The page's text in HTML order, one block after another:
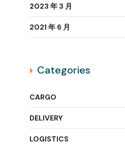
2023 年 3 月
2021 年 6 月
Categories
CARGO
DELIVERY
LOGISTICS